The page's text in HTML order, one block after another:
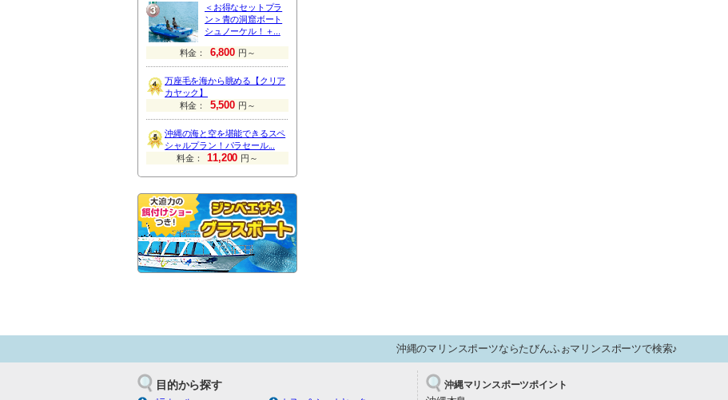
＜お得なセットプラ
ン＞青の洞窟ボート
シュノーケル！＋...
料金： 6,800 円～
万座毛を海から眺める【クリア
カヤック】
料金：
5,500 円～
沖縄の海と空を堪能できるスペ
シャルプラン！パラセール...
料金：
11,200 円～
沖縄のマリンスポーツならたびんふぉマリンスポーツで検索♪
目的から探す 沖縄マリンスポーツポイント